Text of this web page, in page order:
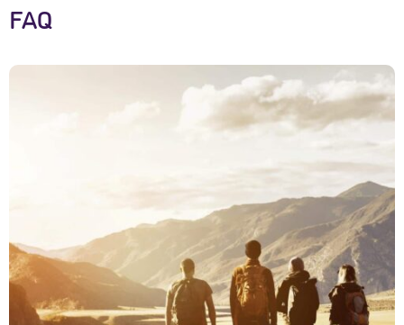
FAQ